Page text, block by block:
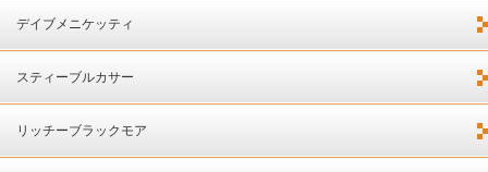
デイブメニケッティ
スティーブルカサー
リッチーブラックモア